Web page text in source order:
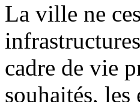
La ville ne
cadre de vie
souhaités,